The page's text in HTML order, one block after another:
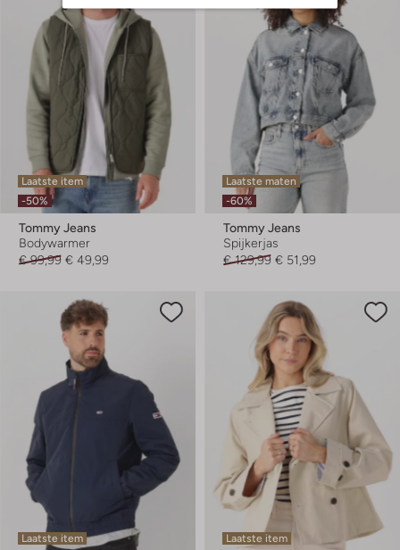
Laatste item
-50%
Tommy Jeans
Bodywarmer
€ 99,99 € 49,99
Laatste maten
-60%
Tommy Jeans
Spijkerjas
€ 129,99 € 51,99
Laatste item
Laatste item